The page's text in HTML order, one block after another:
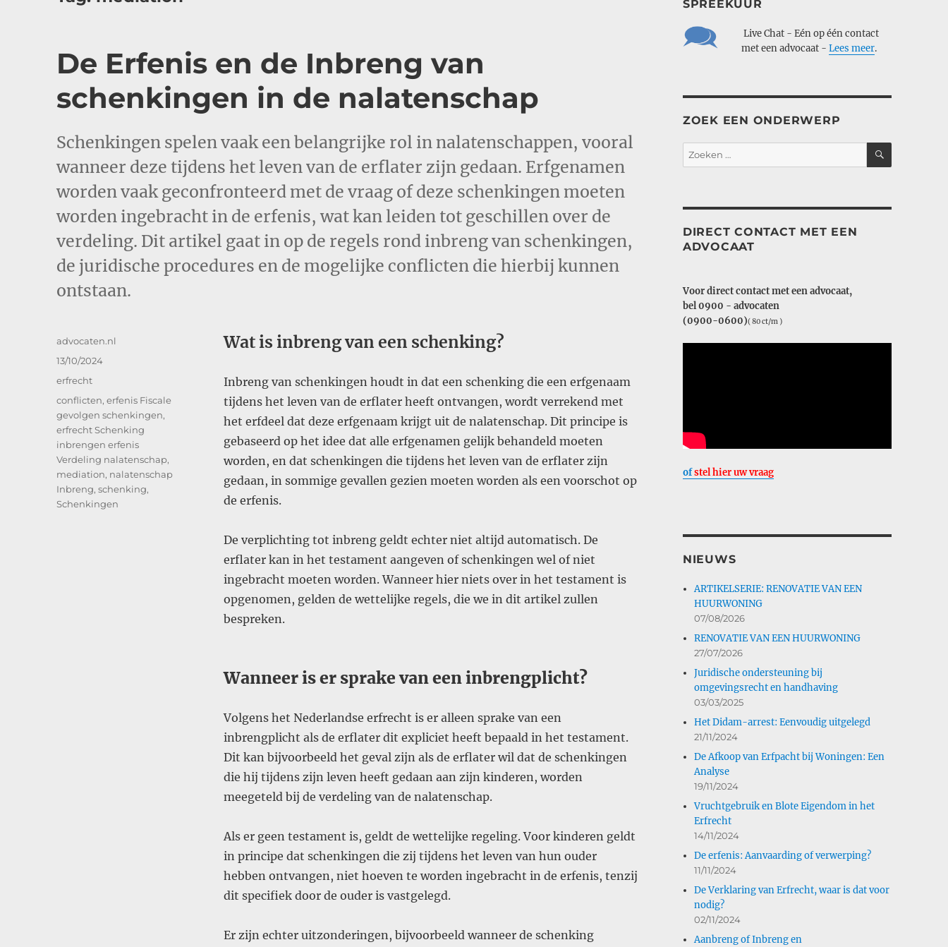
De Erfenis en de Inbreng van
schenkingen in de nalatenschap
Schenkingen spelen vaak een belangrijke rol in nalatenschappen, vooral
wanneer deze tijdens het leven van de erflater zijn gedaan. Erfgenamen
worden vaak geconfronteerd met de vraag of deze schenkingen moeten
worden ingebracht in de erfenis, wat kan leiden tot geschillen over de
verdeling. Dit artikel gaat in op de regels rond inbreng van schenkingen,
de juridische procedures en de mogelijke conflicten die hierbij kunnen
ontstaan.
Wat is inbreng van een schenking?
Inbreng van schenkingen houdt in dat een schenking die een erfgenaam
tijdens het leven van de erflater heeft ontvangen, wordt verrekend met
het erfdeel dat deze erfgenaam krijgt uit de nalatenschap. Dit principe is
gebaseerd op het idee dat alle erfgenamen gelijk behandeld moeten
worden, en dat schenkingen die tijdens het leven van de erflater zijn
gedaan, in sommige gevallen gezien moeten worden als een voorschot op
de erfenis.
De verplichting tot inbreng geldt echter niet altijd automatisch. De
erflater kan in het testament aangeven of schenkingen wel of niet
ingebracht moeten worden. Wanneer hier niets over in het testament is
opgenomen, gelden de wettelijke regels, die we in dit artikel zullen
bespreken​.
Wanneer is er sprake van een inbrengplicht?
Volgens het Nederlandse erfrecht is er alleen sprake van een
inbrengplicht als de erflater dit expliciet heeft bepaald in het testament.
Dit kan bijvoorbeeld het geval zijn als de erflater wil dat de schenkingen
die hij tijdens zijn leven heeft gedaan aan zijn kinderen, worden
meegeteld bij de verdeling van de nalatenschap.
Als er geen testament is, geldt de wettelijke regeling. Voor kinderen geldt
in principe dat schenkingen die zij tijdens het leven van hun ouder
hebben ontvangen, niet hoeven te worden ingebracht in de erfenis, tenzij
dit specifiek door de ouder is vastgelegd.
Er zijn echter uitzonderingen, bijvoorbeeld wanneer de schenking
Auteur
advocaten.nl
Geplaatst
op
13/10/2024
Categorieën
erfrecht
Tags
conflicten,erfenis Fiscale
gevolgen schenkingen,
erfrecht Schenking
inbrengen erfenis
Verdeling nalatenschap,
mediation, nalatenschap
Inbreng,schenking,
Schenkingen
SPREEKUUR
Live Chat - Eén op één contact
met een advocaat - Lees meer.
ZOEK EEN ONDERWERP
Zoeken
naar:
ZOEKEN
DIRECT CONTACT MET EEN
ADVOCAAT
Voor direct contact met een advocaat,
bel 0900 - advocaten
(0900-0600)( 80 ct/m )
ofstel hier uw vraag
NIEUWS
ARTIKELSERIE: RENOVATIE VAN EEN
HUURWONING
07/08/2026
RENOVATIE VAN EEN HUURWONING
27/07/2026
Juridische ondersteuning bij
omgevingsrecht en handhaving
03/03/2025
Het Didam-arrest: Eenvoudig uitgelegd
21/11/2024
De Afkoop van Erfpacht bij Woningen: Een
Analyse
19/11/2024
Vruchtgebruik en Blote Eigendom in het
Erfrecht
14/11/2024
De erfenis: Aanvaarding of verwerping?
11/11/2024
De Verklaring van Erfrecht, waar is dat voor
nodig?
02/11/2024
Aanbreng of Inbreng en